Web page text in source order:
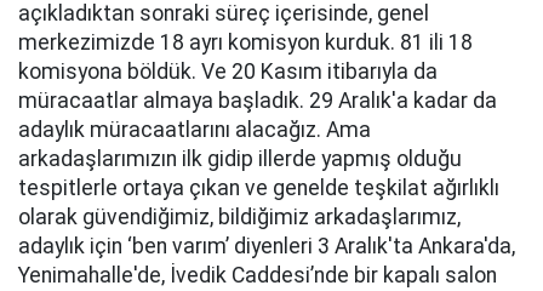
açıkladıktan sonraki süreç içerisinde, genel
merkezimizde 18 ayrı komisyon kurduk. 81 ili 18
komisyona böldük. Ve 20 Kasım itibarıyla da
müracaatlar almaya başladık. 29 Aralık'a kadar da
adaylık müracaatlarını alacağız. Ama
arkadaşlarımızın ilk gidip illerde yapmış olduğu
tespitlerle ortaya çıkan ve genelde teşkilat ağırlıklı
olarak güvendiğimiz, bildiğimiz arkadaşlarımız,
adaylık için ‘ben varım’ diyenleri 3 Aralık'ta Ankara'da,
Yenimahalle'de, İvedik Caddesi’nde bir kapalı salon